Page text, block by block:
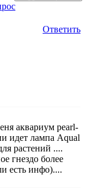
Ответить
аквариум pearl-
идет лампа Aqual
растений ....
гнездо более
есть инфо)....